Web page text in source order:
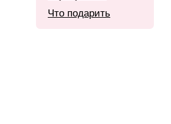
Что подарить